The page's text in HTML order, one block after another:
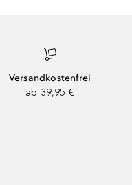
Versandkostenfrei
ab 39,95 €